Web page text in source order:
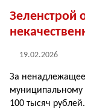
Зеленстрой
19.02.2026
За ненадлежащее
муниципальному
100 тысяч рублей.